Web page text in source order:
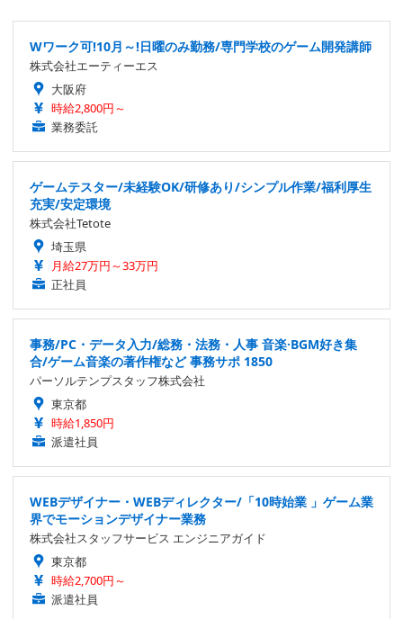
Wワーク可!10月～!日曜のみ勤務/専門学校のゲーム開発講師
株式会社エーティーエス
大阪府
時給2,800円～
業務委託
ゲームテスター/未経験OK/研修あり/シンプル作業/福利厚生
充実/安定環境
株式会社Tetote
埼玉県
月給27万円～33万円
正社員
事務/PC・データ入力/総務・法務・人事 音楽·BGM好き集
合/ゲーム音楽の著作権など 事務サポ 1850
パーソルテンプスタッフ株式会社
東京都
時給1,850円
派遣社員
WEBデザイナー・WEBディレクター/「10時始業 」ゲーム業
界でモーションデザイナー業務
株式会社スタッフサービス エンジニアガイド
東京都
時給2,700円～
派遣社員